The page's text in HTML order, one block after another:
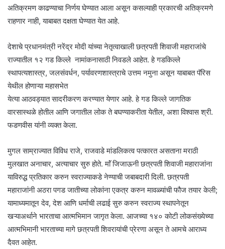
अतिक्रमण काढण्याचा निर्णय घेण्यात आला असून कसल्याही प्रकारची अतिक्रमणे
राहणार नाही, याबाबत दक्षता घेण्यात येत आहे.
देशाचे प्रधानमंत्री नरेंद्र मोदी यांच्या नेतृत्वाखाली छत्रपती शिवाजी महाराजांचे
राज्यातील १२ गड किल्ले नामांकनासाठी निवडले आहेत. हे गडकिल्ले
स्थापत्यशास्त्र, जलसंवर्धन, पर्यावरणशास्त्राचे उत्तम नमुना असून याबाबत पॅरिस
येथील होणाऱ्या महासभेत
येत्या आठवड्यात सादरीकरण करण्यात येणार आहे. हे गड किल्ले जागतिक
वारसास्थळे होतील आणि जगातील लोक ते बघण्याकरीता येतील, अशा विश्वास श्री.
फडणवीस यांनी व्यक्त केला.
मुगल साम्राज्यात विविध राजे, राजवाडे मांडलिकत्व पत्कारत असताना मराठी
मुलखात अनाचार, अत्याचार सुरु होते. माॅं जिजाऊनी छत्रपती शिवाजी महाराजांना
याविरुद्ध प्रतिकार करुन स्वराज्याकडे नेण्याची जबाबदारी दिली. छत्रपती
महाराजांनी अठरा पगड जातीच्या लोकांना एकत्र करुन मावळ्यांची फौज तयार केली;
यामाध्यमातून देव, देश आणि धर्माची लढाई सुरु करुन स्वराज्य स्थापनेतून
खऱ्याअर्थाने भारताचा आत्मभिमान जागृत केला. आजच्या १४० कोटी लोकसंख्येच्या
आत्मभिमानी भारताच्या मागे छत्रपती शिवरायांची प्रेरणा असून ते आमचे आराध्य
दैवत आहेत.